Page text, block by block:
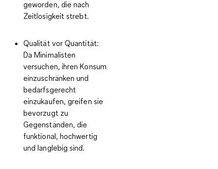
geworden, die nach
Zeitlosigkeit strebt.
Qualität vor Quantität:
Da Minimalisten
versuchen, ihren Konsum
einzuschränken und
bedarfsgerecht
einzukaufen, greifen sie
bevorzugt zu
Gegenständen, die
funktional, hochwertig
und langlebig sind.